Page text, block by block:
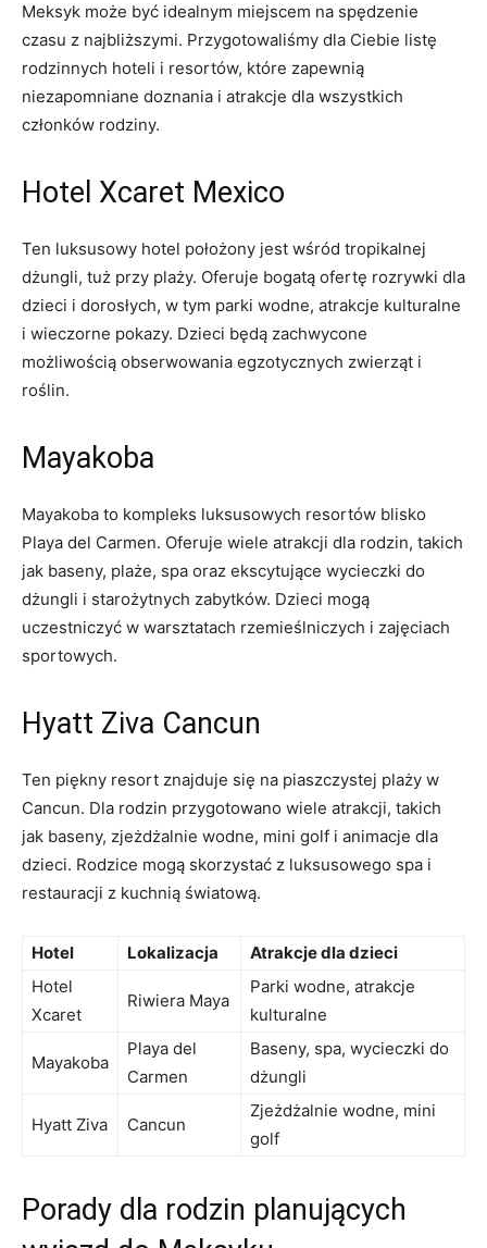
Meksyk może być idealnym miejscem na spędzenie
czasu z najbliższymi. Przygotowaliśmy dla Ciebie listę
rodzinnych hoteli i resortów, które zapewnią
niezapomniane doznania i atrakcje dla wszystkich
członków rodziny.
Hotel Xcaret Mexico
Ten luksusowy hotel położony jest wśród tropikalnej
dżungli, tuż przy plaży. Oferuje bogatą ofertę rozrywki dla
dzieci i dorosłych, w tym parki wodne, atrakcje kulturalne
i wieczorne pokazy. Dzieci będą zachwycone
możliwością obserwowania egzotycznych zwierząt i
roślin.
Mayakoba
Mayakoba to kompleks luksusowych resortów blisko
Playa del Carmen. Oferuje wiele atrakcji dla rodzin, takich
jak baseny, plaże, spa oraz ekscytujące wycieczki do
dżungli i starożytnych zabytków. Dzieci mogą
uczestniczyć w warsztatach rzemieślniczych i zajęciach
sportowych.
Hyatt Ziva Cancun
Ten piękny resort znajduje się na piaszczystej plaży w
Cancun. Dla rodzin przygotowano wiele atrakcji, takich
jak baseny, zjeżdżalnie wodne, mini golf i animacje dla
dzieci. Rodzice mogą skorzystać z luksusowego spa i
restauracji z kuchnią światową.
Hotel Lokalizacja
Atrakcje dla dzieci
Hotel
Xcaret
Riwiera Maya
Parki wodne, atrakcje
kulturalne
Mayakoba
Playa del
Carmen
Baseny, spa, wycieczki do
dżungli
Hyatt Ziva Cancun
Zjeżdżalnie wodne, mini
golf
Porady dla rodzin planujących